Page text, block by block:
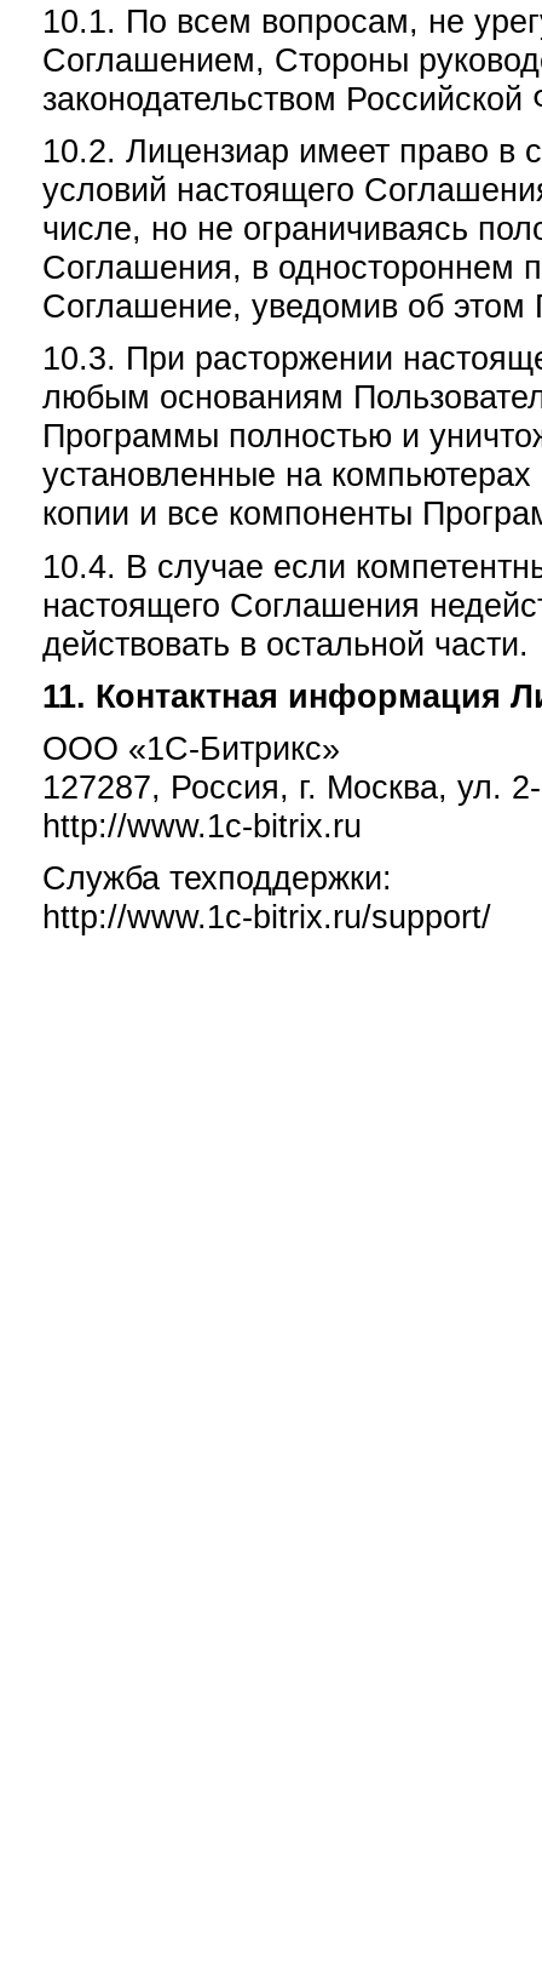
10.1. По всем вопросам, не
Соглашением, Стороны
законодательством
10.2. Лицензиар имеет право в
условий настоящего
числе, но не ограничиваясь
Соглашения, в одностороннем
Соглашение, уведомив об этом
10.3. При расторжении
любым основаниям
Программы полностью и
установленные на
копии и все компоненты
10.4. В случае если
настоящего Соглашения
действовать в остальной части.
11. Контактная информация
ООО «1С-Битрикс»
127287, Россия, г. Москва, ул.
http://www.1c-bitrix.ru
Служба техподдержки:
http://www.1c-bitrix.ru/support/